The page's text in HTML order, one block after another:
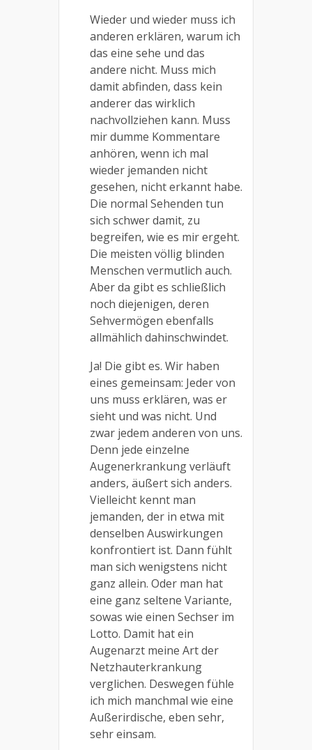
Wieder und wieder muss ich
anderen erklären, warum ich
das eine sehe und das
andere nicht. Muss mich
damit abfinden, dass kein
anderer das wirklich
nachvollziehen kann. Muss
mir dumme Kommentare
anhören, wenn ich mal
wieder jemanden nicht
gesehen, nicht erkannt habe.
Die normal Sehenden tun
sich schwer damit, zu
begreifen, wie es mir ergeht.
Die meisten völlig blinden
Menschen vermutlich auch.
Aber da gibt es schließlich
noch diejenigen, deren
Sehvermögen ebenfalls
allmählich dahinschwindet.
Ja! Die gibt es. Wir haben
eines gemeinsam: Jeder von
uns muss erklären, was er
sieht und was nicht. Und
zwar jedem anderen von uns.
Denn jede einzelne
Augenerkrankung verläuft
anders, äußert sich anders.
Vielleicht kennt man
jemanden, der in etwa mit
denselben Auswirkungen
konfrontiert ist. Dann fühlt
man sich wenigstens nicht
ganz allein. Oder man hat
eine ganz seltene Variante,
sowas wie einen Sechser im
Lotto. Damit hat ein
Augenarzt meine Art der
Netzhauterkrankung
verglichen. Deswegen fühle
ich mich manchmal wie eine
Außerirdische, eben sehr,
sehr einsam.